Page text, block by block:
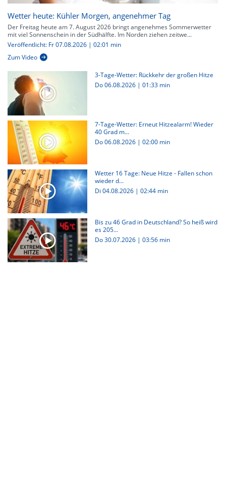
Wetter heute: Kühler Morgen, angenehmer Tag
Der Freitag heute am 7. August 2026 bringt angenehmes Sommerwetter
mit viel Sonnenschein in der Südhälfte. Im Norden ziehen zeitwe...
Veröffentlicht: Fr 07.08.2026 | 02:01 min
Zum Video
3-Tage-Wetter: Rückkehr der großen Hitze
Do 06.08.2026 | 01:33 min
7-Tage-Wetter: Erneut Hitzealarm! Wieder
40 Grad m...
Do 06.08.2026 | 02:00 min
Wetter 16 Tage: Neue Hitze - Fallen schon
wieder d...
Di 04.08.2026 | 02:44 min
Bis zu 46 Grad in Deutschland? So heiß wird
es 205...
Do 30.07.2026 | 03:56 min